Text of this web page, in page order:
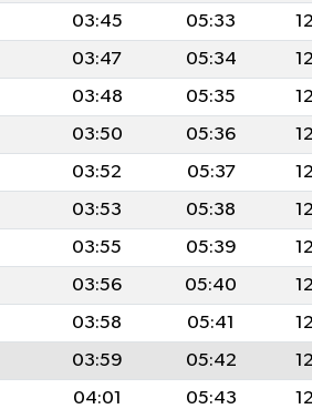
03:45 05:33
03:47 05:34
03:48 05:35
03:50 05:36
03:52 05:37
03:53 05:38
03:55 05:39
03:56 05:40
03:58 05:41
03:59 05:42
04:01 05:43